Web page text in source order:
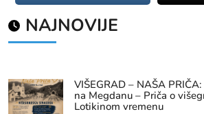
NAJNOVIJE
VIŠEGRAD – NAŠA
na Megdanu – Priča o
Lotikinom vremenu